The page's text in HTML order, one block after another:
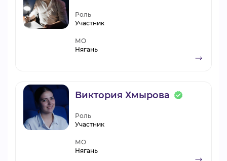
Роль
Участник
МО
Нягань
Виктория Хмырова
Роль
Участник
МО
Нягань